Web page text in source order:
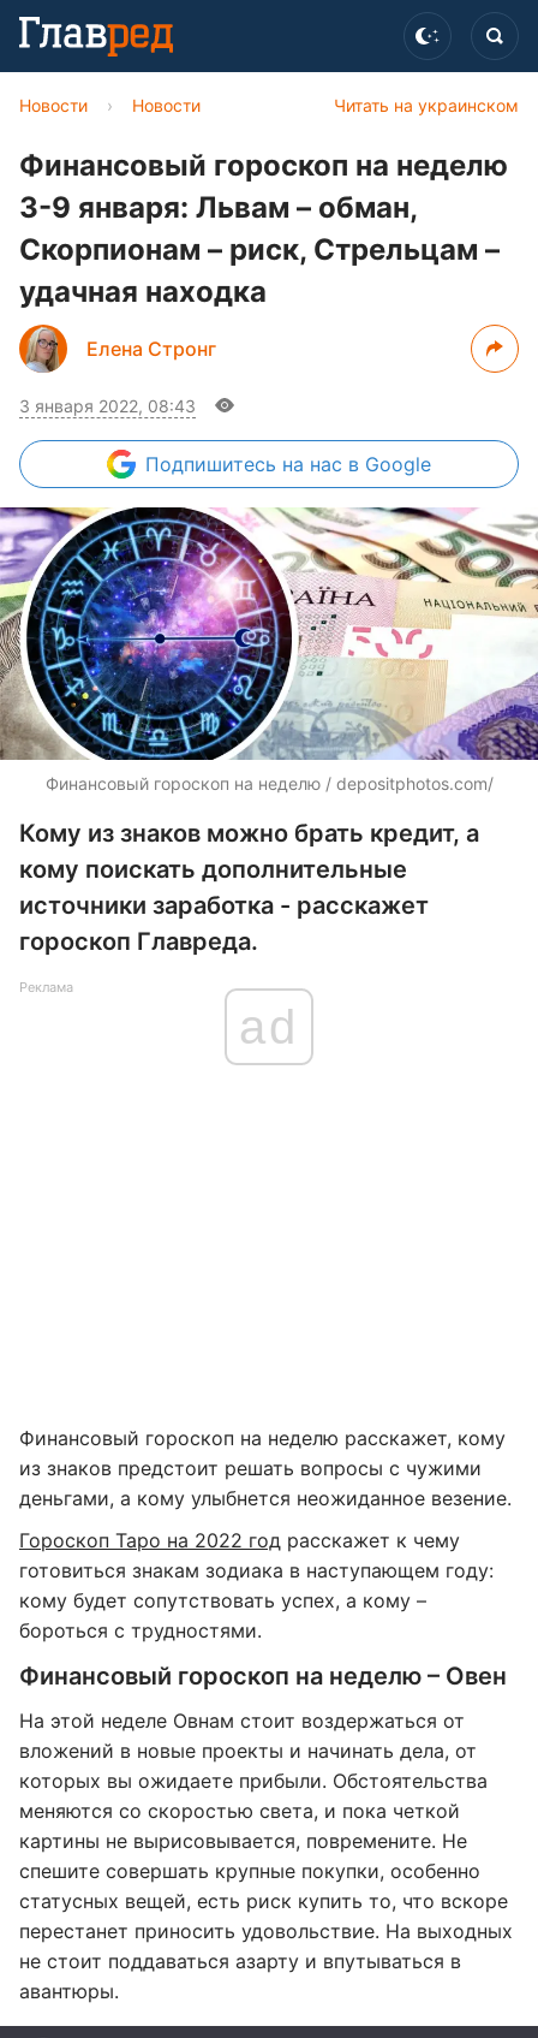
Читать на украинском
Новости › Новости
Финансовый гороскоп на неделю
3-9 января: Львам – обман,
Скорпионам – риск, Стрельцам –
удачная находка
Елена Стронг
3 января 2022, 08:43
Подпишитесь на нас в Google
Финансовый гороскоп на неделю / depositphotos.com/
Кому из знаков можно брать кредит, а
кому поискать дополнительные
источники заработка - расскажет
гороскоп Главреда.
Реклама
ad
Финансовый гороскоп на неделю расскажет, кому
из знаков предстоит решать вопросы с чужими
деньгами, а кому улыбнется неожиданное везение.
Гороскоп Таро на 2022 год расскажет к чему
готовиться знакам зодиака в наступающем году:
кому будет сопутствовать успех, а кому –
бороться с трудностями.
Финансовый гороскоп на неделю – Овен
На этой неделе Овнам стоит воздержаться от
вложений в новые проекты и начинать дела, от
которых вы ожидаете прибыли. Обстоятельства
меняются со скоростью света, и пока четкой
картины не вырисовывается, повремените. Не
спешите совершать крупные покупки, особенно
статусных вещей, есть риск купить то, что вскоре
перестанет приносить удовольствие. На выходных
не стоит поддаваться азарту и впутываться в
авантюры.